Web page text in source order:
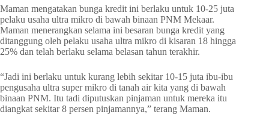
Maman mengatakan bunga kredit ini berlaku untuk 10-25 juta
pelaku usaha ultra mikro di bawah binaan PNM Mekaar.
Maman menerangkan selama ini besaran bunga kredit yang
ditanggung oleh pelaku usaha ultra mikro di kisaran 18 hingga
25% dan telah berlaku selama belasan tahun terakhir.
“Jadi ini berlaku untuk kurang lebih sekitar 10-15 juta ibu-ibu
pengusaha ultra super mikro di tanah air kita yang di bawah
binaan PNM. Itu tadi diputuskan pinjaman untuk mereka itu
diangkat sekitar 8 persen pinjamannya,” terang Maman.